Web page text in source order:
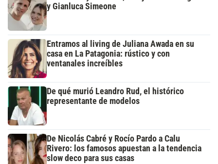
y Gianluca Simeone
Entramos al living de Juliana Awada en su
casa en La Patagonia: rústico y con
ventanales increíbles
De qué murió Leandro Rud, el histórico
representante de modelos
De Nicolás Cabré y Rocío Pardo a Calu
Rivero: los famosos apuestan a la tendencia
slow deco para sus casas